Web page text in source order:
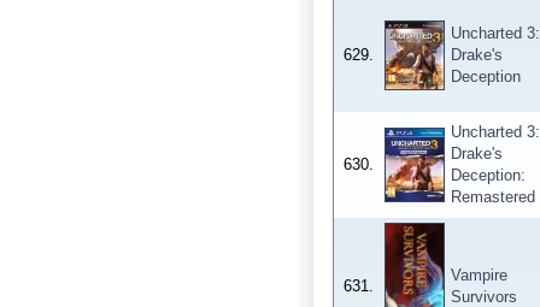
629.
Uncharted 3:
Drake's
Deception
630.
Uncharted 3:
Drake's
Deception:
Remastered
631.
Vampire
Survivors